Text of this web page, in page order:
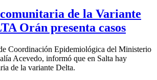
de la Variante
Orán presenta casos
Coordinación Epidemiológica del Ministerio
Acevedo, informó que en Salta hay
de la variante Delta.